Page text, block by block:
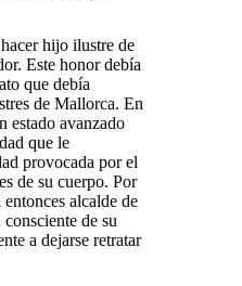
hijo ilustre de
. Este honor debía
que debía
de Mallorca. En
estado avanzado
que le
provocada por el
de su cuerpo. Por
alcalde de
de su
a dejarse retratar